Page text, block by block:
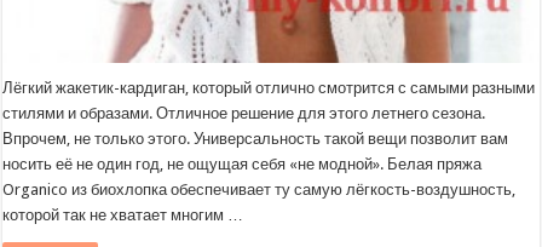
Лёгкий жакетик-кардиган, который отлично смотрится с самыми разными
стилями и образами. Отличное решение для этого летнего сезона.
Впрочем, не только этого. Универсальность такой вещи позволит вам
носить её не один год, не ощущая себя «не модной». Белая пряжа
Organico из биохлопка обеспечивает ту самую лёгкость-воздушность,
которой так не хватает многим …